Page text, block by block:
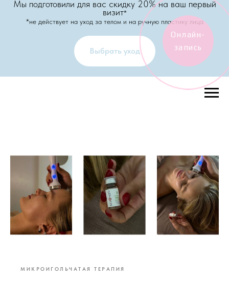
Мы подготовили для вас скидку 20% на ваш первый
визит*
*не действует на уход за телом и на ручную пластику лица
Выбрать уход
МИКРОИГОЛЬЧАТАЯ ТЕРАПИЯ
Онлайн-
запись